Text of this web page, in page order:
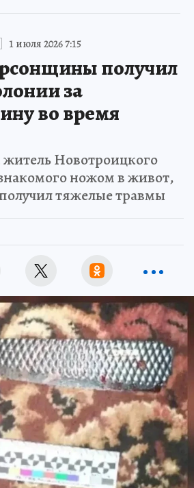
1 июля 2026 7:15
получил
за
во время
Новотроицкого
ножом в живот,
тяжелые травмы